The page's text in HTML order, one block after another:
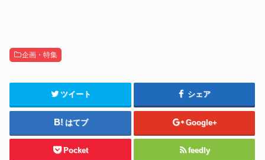
企画・特集
ツイート シェア
はてブ Google+
Pocket feedly